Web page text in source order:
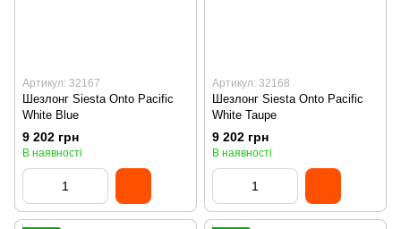
Артикул: 32167
Шезлонг Siesta Onto Pacific
White Blue
9 202 грн
В наявності
Артикул: 32168
Шезлонг Siesta Onto Pacific
White Taupe
9 202 грн
В наявності